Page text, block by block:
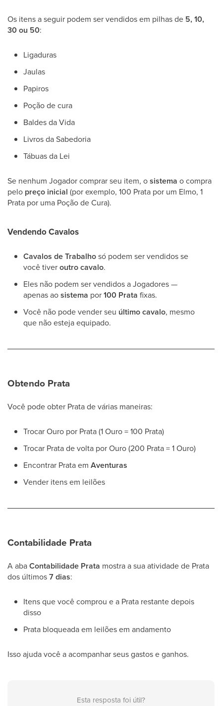
Os itens a seguir podem ser vendidos em pilhas de 5, 10,
30 ou 50:
Ligaduras
Jaulas
Papiros
Poção de cura
Baldes da Vida
Livros da Sabedoria
Tábuas da Lei
Se nenhum Jogador comprar seu item, osistema o compra
pelo preço inicial (por exemplo, 100 Prata por um Elmo, 1
Prata por uma Poção de Cura).
Vendendo Cavalos
Cavalos de Trabalhosó podem ser vendidos se
você tiveroutro cavalo.
Eles não podem ser vendidos a Jogadores —
apenas aosistema por100 Prata fixas.
Você não pode vender seu último cavalo, mesmo
que não esteja equipado.
Obtendo Prata
Você pode obter Prata de várias maneiras:
Trocar Ouro por Prata (1 Ouro = 100 Prata)
Trocar Prata de volta por Ouro (200 Prata = 1 Ouro)
Encontrar Prata em Aventuras
Vender itens em leilões
Contabilidade Prata
A abaContabilidade Prata mostra a sua atividade de Prata
dos últimos7 dias:
Itens que você comprou e a Prata restante depois
disso
Prata bloqueada em leilões em andamento
Isso ajuda você a acompanhar seus gastos e ganhos.
Esta resposta foi útil?